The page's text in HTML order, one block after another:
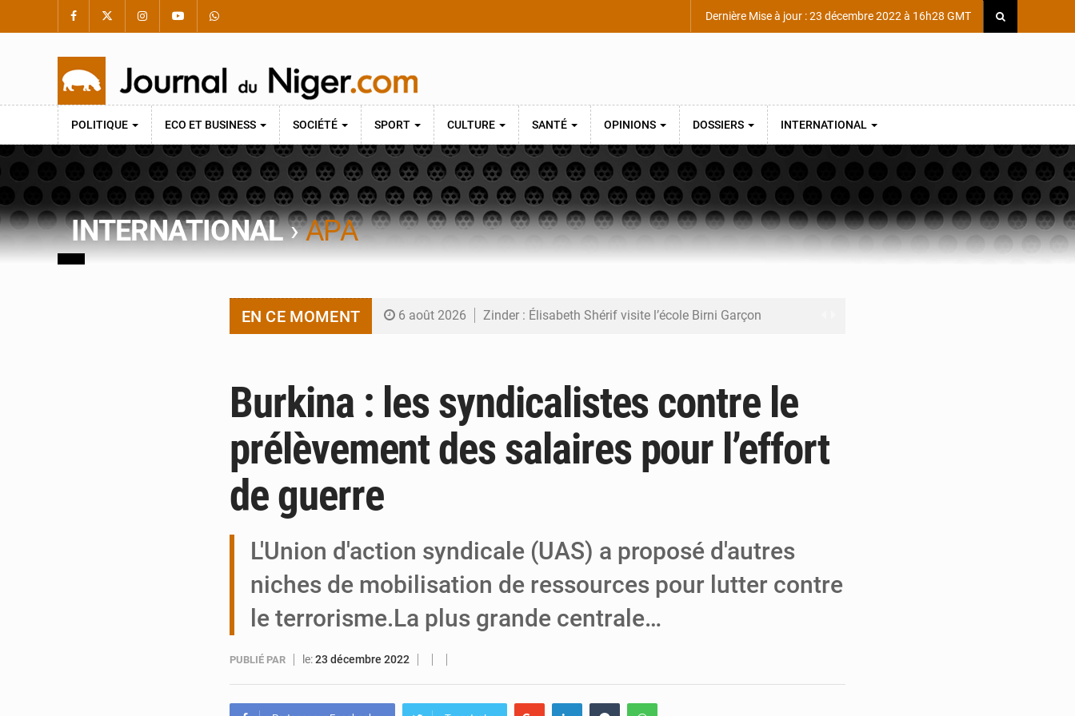
Dernière Mise à jour : 23 décembre 2022 à 16h28 GMT
POLITIQUE ECO ET BUSINESS SOCIÉTÉ SPORT CULTURE SANTÉ OPINIONS DOSSIERS INTERNATIONAL
INTERNATIONAL›APA
EN CE MOMENT 6 août 2026 Zinder : Élisabeth Shérif visite l’école Birni Garçon
Niger : Bilan à mi-parcours du Programme de Refondation
6 août 2026 Chasse aux gabegies à Niamey : 74 milliards de FCFA recouvrés par la COLDEFF
5 août 2026 Tibiri : le dialogue, nouveau terrain de jeu pour la paix
Burkina : les syndicalistes contre le
prélèvement des salaires pour l’effort
de guerre
L'Union d'action syndicale (UAS) a proposé d'autres
niches de mobilisation de ressources pour lutter contre
le terrorisme.La plus grande centrale…
PUBLIÉ PAR le:23 décembre 2022